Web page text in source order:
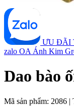
ƯU ĐÃI
zalo OA Ánh Kim
Dao bào
Mã sản phẩm: 2086 |